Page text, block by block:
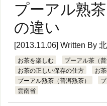
プーアル熟
の違い
[2013.11.06] Written By
お茶を楽しむ プーアル茶（
お茶の正しい保存の仕方
お
プーアル熟茶（普洱熟茶）
雲南省